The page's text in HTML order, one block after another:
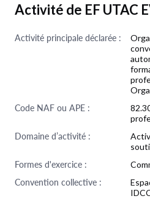
Activité de EF UTAC
Activité principale déclarée :
Code NAF ou APE :
Domaine d’activité :
Formes d'exercice :
Convention collective :